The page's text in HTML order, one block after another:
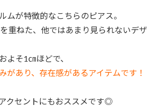
ムが特徴的なこちらのピアス。
重ねた、他ではあまり見られないデザ
よそ1㎝ほどで、
があり、存在感があるアイテムです！
クセントにもおススメです◎